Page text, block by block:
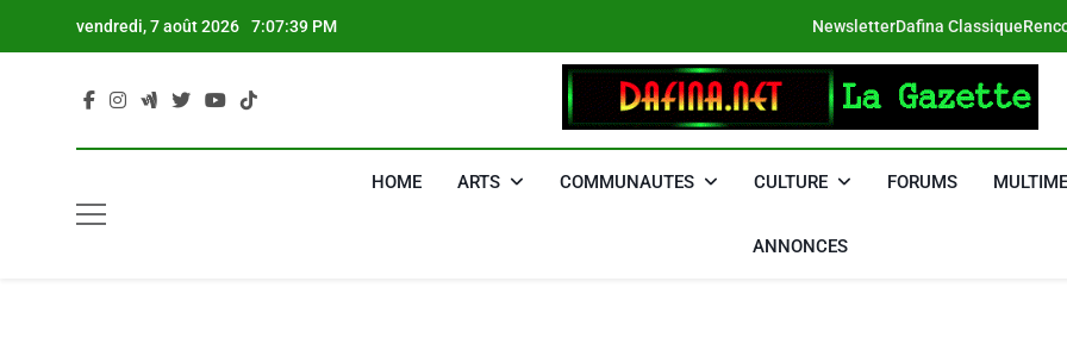
vendredi, 7 août 2026 7:07:40 PM NewsletterDafina Classique
DAFINA
HOME ARTS COMMUNAUTES CULTURE FORUMS
ANNONCES